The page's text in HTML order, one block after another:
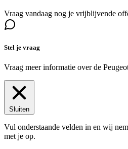
Vraag vandaag nog je vrijblijvende
Stel je vraag
Vraag meer informatie over de
Sluiten
Vul onderstaande velden in en wij
met je op.